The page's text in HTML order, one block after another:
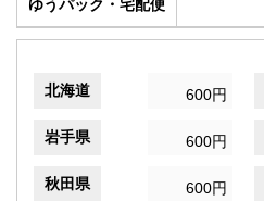
ゆうパック・宅配便
北海道 600円
岩手県 600円
秋田県 600円